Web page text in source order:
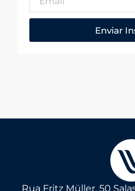
Enviar
Rua Fritz Müller, 50